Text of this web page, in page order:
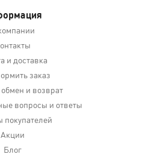
и доставка
заказ
и возврат
вопросы и ответы
покупателей
Акции
Блог